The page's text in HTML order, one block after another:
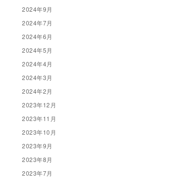
2024年9月
2024年7月
2024年6月
2024年5月
2024年4月
2024年3月
2024年2月
2023年12月
2023年11月
2023年10月
2023年9月
2023年8月
2023年7月